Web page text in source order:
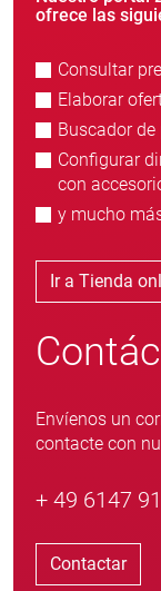
ofrece las
Consultar
Elaborar
Buscador
Configurar
con
y mucho
Ir a Tienda
Envíenos un
contacte con
+ 49 6147
Contactar